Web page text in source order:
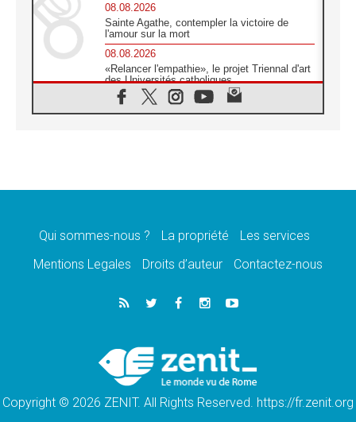
08.08.2026
Sainte Agathe, contempler la victoire de
l'amour sur la mort
08.08.2026
«Relancer l'empathie», le projet Triennal d'art
des Universités catholiques
08.08.2026
Signis 2026, donner la parole aux religieuses
07.08.2026
07.08.2026
de l'Assomption et mémoire nationale
«La paix commence par l'empathie» estime
le cardinal Parolin
En Colombie, «la paix ne s'achète pas avec
une signature»
Qui sommes-nous ? La propriété
Les services
Mentions Legales
Droits d’auteur Contactez-nous
Copyright © 2026 ZENIT. All Rights Reserved. https://fr.zenit.org